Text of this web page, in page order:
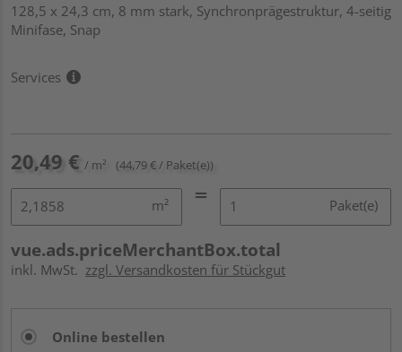
128,5 x 24,3 cm, 8 mm stark, Synchronprägestruktur, 4-seitig
Minifase, Snap
Services
20,49 € / m² (44,79 € / Paket(e))
m² Paket(e)
vue.ads.priceMerchantBox.total
inkl. MwSt. zzgl. Versandkosten für Stückgut
Online bestellen